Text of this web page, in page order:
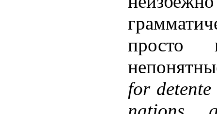
просто
for